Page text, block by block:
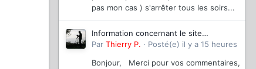
pas mon cas ) s'arrêter tous les soirs...
Information concernant le site
magazinevideo
Par Thierry P. · Posté(e) il y a 15 heures
Bonjour, Merci pour vos commentaires,